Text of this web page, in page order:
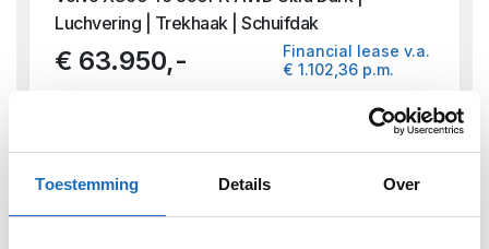
Toestemming Details Over
Luchvering | Trekhaak | Schuifdak
€ 63.950,-
Financial lease v.a.
€ 1.102,36 p.m.